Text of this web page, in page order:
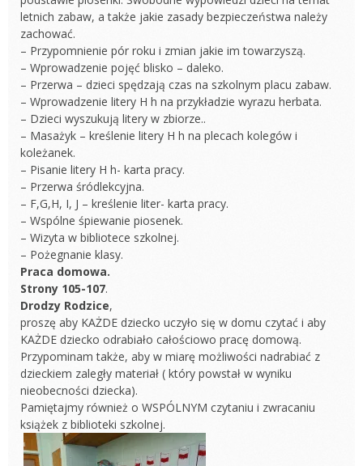
letnich zabaw, a także jakie zasady bezpieczeństwa należy
zachować.
– Przypomnienie pór roku i zmian jakie im towarzyszą.
– Wprowadzenie pojęć blisko – daleko.
– Przerwa – dzieci spędzają czas na szkolnym placu zabaw.
– Wprowadzenie litery H h na przykładzie wyrazu herbata.
– Dzieci wyszukują litery w zbiorze..
– Masażyk – kreślenie litery H h na plecach kolegów i
koleżanek.
– Pisanie litery H h- karta pracy.
– Przerwa śródlekcyjna.
– F,G,H, I, J – kreślenie liter- karta pracy.
– Wspólne śpiewanie piosenek.
– Wizyta w bibliotece szkolnej.
– Pożegnanie klasy.
Praca domowa.
Strony 105-107.
Drodzy Rodzice,
proszę aby KAŻDE dziecko uczyło się w domu czytać i aby
KAŻDE dziecko odrabiało całościowo pracę domową.
Przypominam także, aby w miarę możliwości nadrabiać z
dzieckiem zaległy materiał ( który powstał w wyniku
nieobecności dziecka).
Pamiętajmy również o WSPÓLNYM czytaniu i zwracaniu
książek z biblioteki szkolnej.